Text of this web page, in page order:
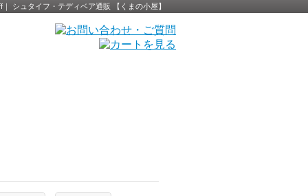
シュタイフ・テディベア通販 【くまの小屋】